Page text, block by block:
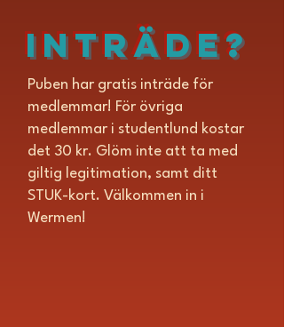
Inträde?
Puben har gratis inträde för
medlemmar! För övriga
medlemmar i studentlund kostar
det 30 kr. Glöm inte att ta med
giltig legitimation, samt ditt
STUK-kort. Välkommen in i
Wermen!